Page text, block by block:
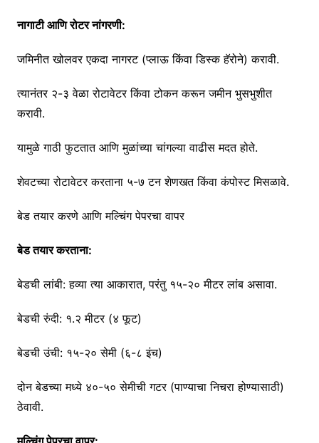
नागाटी आणि रोटर नांगरणी:
जमिनीत खोलवर एकदा नागरट (प्लाऊ किंवा डिस्क हॅरोने) करावी.
त्यानंतर २-३ वेळा रोटावेटर किंवा टोकन करून जमीन भुसभुशीत
करावी.
यामुळे गाठी फुटतात आणि मुळांच्या चांगल्या वाढीस मदत होते.
शेवटच्या रोटावेटर करताना ५-७ टन शेणखत किंवा कंपोस्ट मिसळावे.
बेड तयार करणे आणि मल्चिंग पेपरचा वापर
बेड तयार करताना:
बेडची लांबी: हव्या त्या आकारात, परंतु १५-२० मीटर लांब असावा.
बेडची रुंदी: १.२ मीटर (४ फूट)
बेडची उंची: १५-२० सेमी (६-८ इंच)
दोन बेडच्या मध्ये ४०-५० सेमीची गटर (पाण्याचा निचरा होण्यासाठी)
ठेवावी.